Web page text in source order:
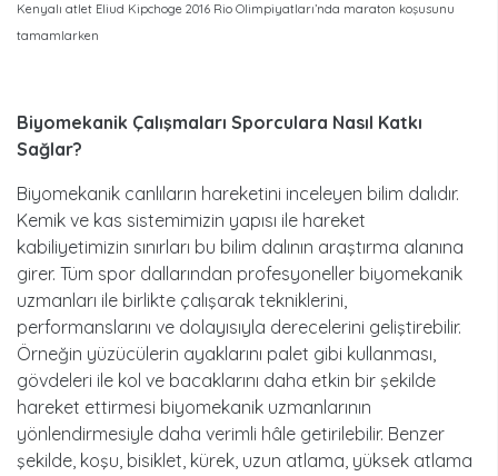
Kenyalı atlet Eliud Kipchoge 2016 Rio Olimpiyatları’nda maraton koşusunu
tamamlarken
Biyomekanik Çalışmaları Sporculara Nasıl Katkı
Sağlar?
Biyomekanik canlıların hareketini inceleyen bilim dalıdır.
Kemik ve kas sistemimizin yapısı ile hareket
kabiliyetimizin sınırları bu bilim dalının araştırma alanına
girer. Tüm spor dallarından profesyoneller biyomekanik
uzmanları ile birlikte çalışarak tekniklerini,
performanslarını ve dolayısıyla derecelerini geliştirebilir.
Örneğin yüzücülerin ayaklarını palet gibi kullanması,
gövdeleri ile kol ve bacaklarını daha etkin bir şekilde
hareket ettirmesi biyomekanik uzmanlarının
yönlendirmesiyle daha verimli hâle getirilebilir. Benzer
şekilde, koşu, bisiklet, kürek, uzun atlama, yüksek atlama